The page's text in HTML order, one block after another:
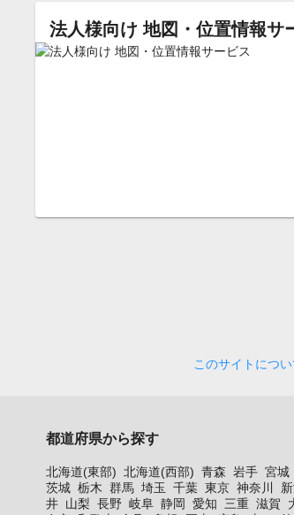
法人様向け 地図・位置情報サ
このサイトについ
都道府県から探す
北海道(東部) 北海道(西部) 青森 岩手 宮城
茨城 栃木 群馬 埼玉 千葉 東京 神奈川
井 山梨 長野 岐阜 静岡 愛知 三重 滋賀